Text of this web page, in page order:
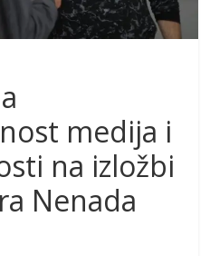
medija i
na izložbi
Nenada